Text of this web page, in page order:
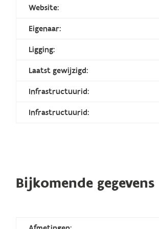
Website:
Eigenaar:
Ligging:
Laatst gewijzigd:
Infrastructuurid:
Infrastructuurid:
Bijkomende gegevens